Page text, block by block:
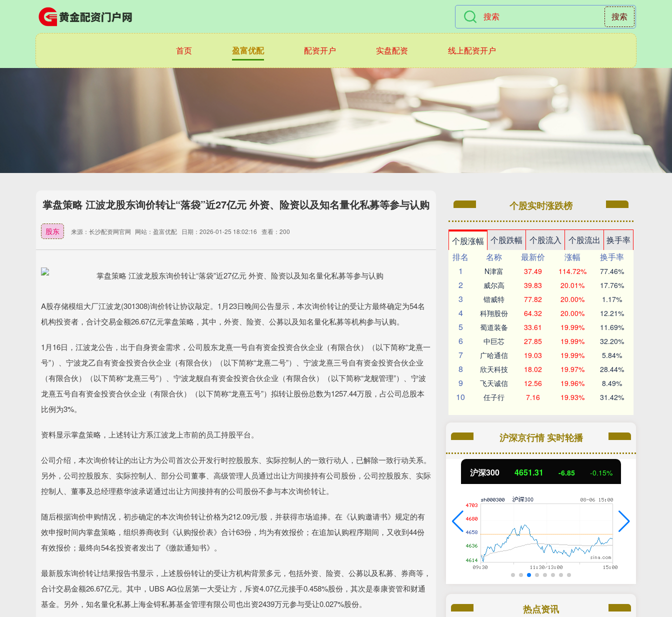
搜索
首页 盈富优配 配资开户 实盘配资 线上配资开户
掌盘策略 江波龙股东询价转让“落袋”近27亿元 外资、险资以及知名量化私募等参与认购
股东 来源：长沙配资网官网 网站：盈富优配 日期：2026-01-25 18:02:16 查看：200
A股存储模组大厂江波龙(301308)询价转让协议敲定。1月23日晚间公告显示，本次询价转让的受让方最终确定为54名
机构投资者，合计交易金额26.67亿元掌盘策略，其中，外资、险资、公募以及知名量化私募等机构参与认购。
1月16日，江波龙公告，出于自身资金需求，公司股东龙熹一号自有资金投资合伙企业（有限合伙）（以下简称“龙熹一
号”）、宁波龙乙自有资金投资合伙企业（有限合伙）（以下简称“龙熹二号”）、宁波龙熹三号自有资金投资合伙企业
（有限合伙）（以下简称“龙熹三号”）、宁波龙舰自有资金投资合伙企业（有限合伙）（以下简称“龙舰管理”）、宁波
龙熹五号自有资金投资合伙企业（有限合伙）（以下简称“龙熹五号”）拟转让股份总数为1257.44万股，占公司总股本
比例为3%。
资料显示掌盘策略，上述转让方系江波龙上市前的员工持股平台。
公司介绍，本次询价转让的出让方为公司首次公开发行时控股股东、实际控制人的一致行动人，已解除一致行动关系。
另外，公司控股股东、实际控制人、部分公司董事、高级管理人员通过出让方间接持有公司股份，公司控股股东、实际
控制人、董事及总经理蔡华波承诺通过出让方间接持有的公司股份不参与本次询价转让。
随后根据询价申购情况，初步确定的本次询价转让价格为212.09元/股，并获得市场追捧。在《认购邀请书》规定的有
效申报时间内掌盘策略，组织券商收到《认购报价表》合计63份，均为有效报价；在追加认购程序期间，又收到44份
有效报价；最终向54名投资者发出了《缴款通知书》。
最新股东询价转让结果报告书显示，上述股份转让的受让方机构背景多元，包括外资、险资、公募以及私募、券商等，
合计交易金额26.67亿元。其中，UBS AG位居第一大受让方，斥资4.07亿元接手0.458%股份，其次是泰康资管和财通
基金。另外，知名量化私募上海金锝私募基金管理有限公司也出资2439万元参与受让0.027%股份。
个股实时涨跌榜
个股涨幅 个股跌幅 个股流入 个股流出
换手率
排名
名称 最新价 涨幅
换手率
1
N津富 37.49 114.72% 77.46%
2 威尔高 39.83 20.01% 17.76%
3 锴威特 77.82 20.00% 1.17%
4 科翔股份 64.32 20.00% 12.21%
5 蜀道装备 33.61 19.99% 11.69%
6 中巨芯 27.85 19.99% 32.20%
7 广哈通信 19.03 19.99% 5.84%
8 欣天科技 18.02 19.97% 28.44%
9 飞天诚信 12.56 19.96% 8.49%
10 任子行 7.16 19.93% 31.42%
沪深京行情 实时轮播
上证指数 3900.35 21.92 0.57% 深证成指 14110.12 -34.08 -0.24% 沪深300 4651.31 -6.85 -0.15%
热点资讯